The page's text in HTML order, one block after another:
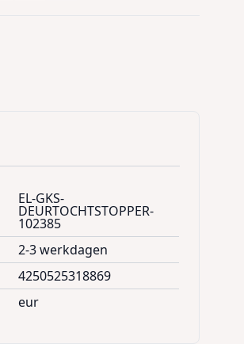
EL-GKS-
DEURTOCHTSTOPPER-
102385
2-3 werkdagen
4250525318869
eur